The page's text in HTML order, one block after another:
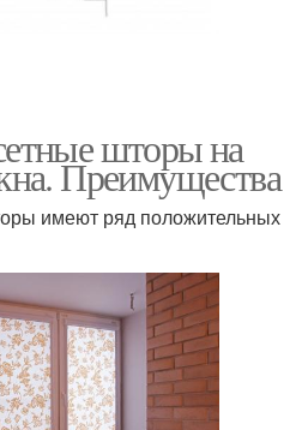
шторы на
Преимущества
имеют ряд положительных